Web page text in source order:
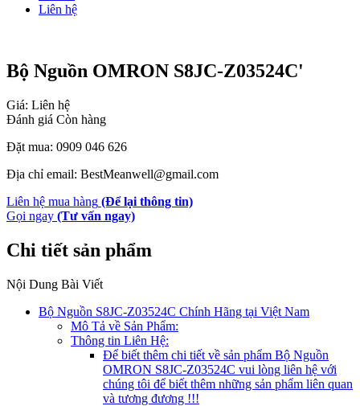
Liên hệ
Bộ Nguồn OMRON S8JC-Z03524C'
Giá: Liên hệ
Đánh giá Còn hàng
Đặt mua: 0909 046 626
Địa chỉ email: BestMeanwell@gmail.com
Liên hệ mua hàng (Để lại thông tin)
Gọi ngay (Tư vấn ngay)
Chi tiết sản phẩm
Nội Dung Bài Viết
Bộ Nguồn S8JC-Z03524C Chính Hãng tại Việt Nam
Mô Tả về Sản Phẩm:
Thông tin Liên Hệ:
Để biết thêm chi tiết về sản phẩm Bộ Nguồn
OMRON S8JC-Z03524C vui lòng liên hệ với
chúng tôi để biết thêm những sản phẩm liên quan
và tương đương !!!